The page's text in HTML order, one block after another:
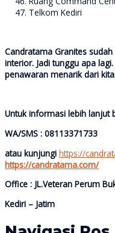
Telkom Kediri
Candratama Granites
interior. Jadi tunggu apa
penawaran menarik dari
Untuk informasi lebih lanjut
WA/SMS : 08113371733
atau kunjungi https://
https://candratama.com/
Office : JL.Veteran Perum
Kediri – Jatim